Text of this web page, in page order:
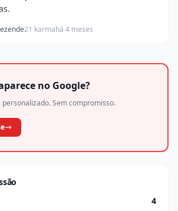
21 karmahá 4 meses
no Google?
Sem compromisso.
4